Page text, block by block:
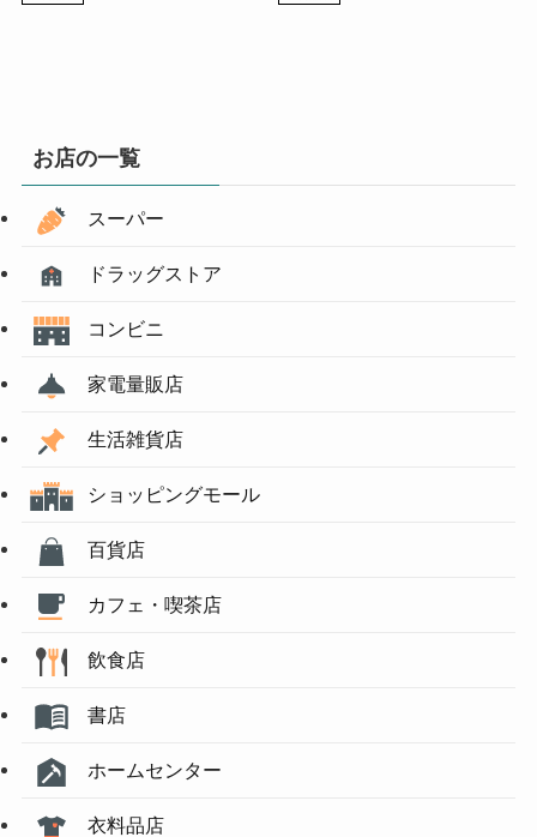
お店の一覧
スーパー
ドラッグストア
コンビニ
家電量販店
生活雑貨店
ショッピングモール
百貨店
カフェ・喫茶店
飲食店
書店
ホームセンター
衣料品店